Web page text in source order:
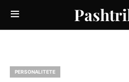
PERSONALITETE